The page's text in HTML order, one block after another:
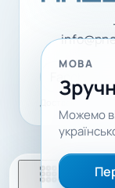
Facebook
Доставка і оплата
МОВА
Можемо